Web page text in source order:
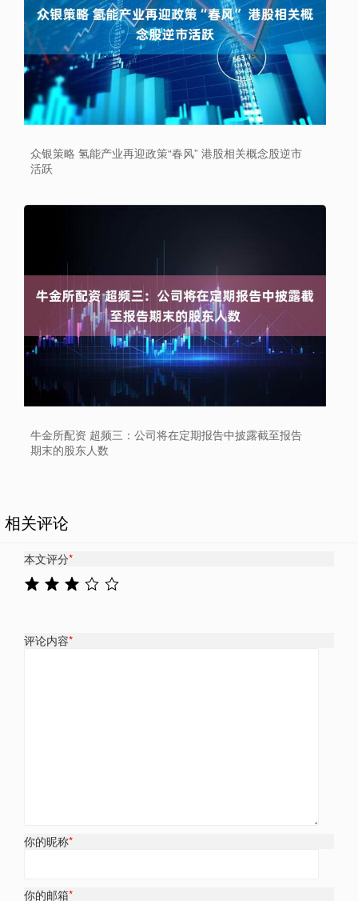
众银策略 氢能产业再迎政策“春风” 港股相关概念股逆市
活跃
牛金所配资 超频三：公司将在定期报告中披露截至报告
期末的股东人数
相关评论
本文评分*
评论内容*
你的昵称*
你的邮箱*